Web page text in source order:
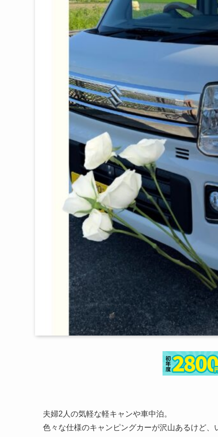
夫婦2人の気軽な軽キャンや車中泊。
色々な仕様のキャンピングカーが沢山あるけど